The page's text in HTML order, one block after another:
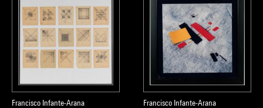
Francisco Infante-Arana
Francisco Infante-Arana